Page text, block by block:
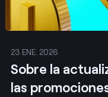
23 ENE. 2026
Sobre la
las